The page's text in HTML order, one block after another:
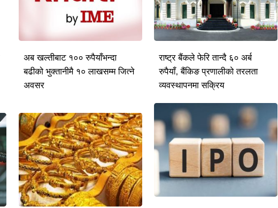
अब खल्तीबाट १०० रुपैयाँभन्दा
बढीको भुक्तानीमै १० लाखसम्म जित्ने
अवसर
राष्ट्र बैंकले फेरि तान्दै ६० अर्ब
रुपैयाँ, बैंकिङ प्रणालीको तरलता
व्यवस्थापनमा सक्रिय